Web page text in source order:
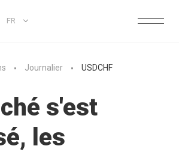
FR
Journalier USDCHF
s'est
les